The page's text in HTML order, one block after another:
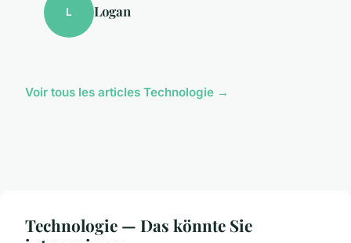
L Logan
Voir tous les articles Technologie →
Technologie — Das könnte Sie